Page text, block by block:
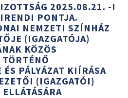
2025.08.21. -I
PONTJA.
NEMZETI SZÍNHÁZ
(IGAZGATÓJA)
KÖZÖS
TÖRTÉNŐ
ÉS PÁLYÁZAT KIÍRÁSA
(IGAZGATÓI)